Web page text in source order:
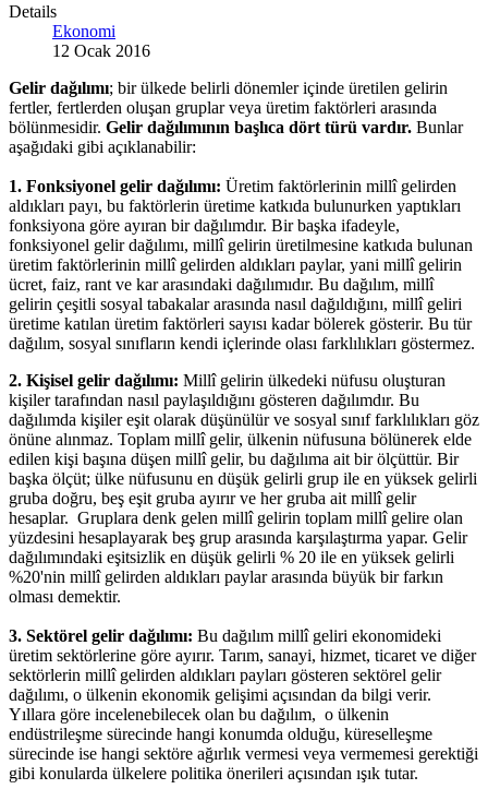
Details
Ekonomi
12 Ocak 2016
Gelir dağılımı; bir ülkede belirli dönemler içinde üretilen gelirin
fertler, fertlerden oluşan gruplar veya üretim faktörleri arasında
bölünmesidir. Gelir dağılımının başlıca dört türü vardır. Bunlar
aşağıdaki gibi açıklanabilir:
1. Fonksiyonel gelir dağılımı: Üretim faktörlerinin millî gelirden
aldıkları payı, bu faktörlerin üretime katkıda bulunurken yaptıkları
fonksiyona göre ayıran bir dağılımdır. Bir başka ifadeyle,
fonksiyonel gelir dağılımı, millî gelirin üretilmesine katkıda bulunan
üretim faktörlerinin millî gelirden aldıkları paylar, yani millî gelirin
ücret, faiz, rant ve kar arasındaki dağılımıdır. Bu dağılım, millî
gelirin çeşitli sosyal tabakalar arasında nasıl dağıldığını, millî geliri
üretime katılan üretim faktörleri sayısı kadar bölerek gösterir. Bu tür
dağılım, sosyal sınıfların kendi içlerinde olası farklılıkları göstermez.
2. Kişisel gelir dağılımı: Millî gelirin ülkedeki nüfusu oluşturan
kişiler tarafından nasıl paylaşıldığını gösteren dağılımdır. Bu
dağılımda kişiler eşit olarak düşünülür ve sosyal sınıf farklılıkları göz
önüne alınmaz. Toplam millî gelir, ülkenin nüfusuna bölünerek elde
edilen kişi başına düşen millî gelir, bu dağılıma ait bir ölçüttür. Bir
başka ölçüt; ülke nüfusunu en düşük gelirli grup ile en yüksek gelirli
gruba doğru, beş eşit gruba ayırır ve her gruba ait millî gelir
hesaplar. Gruplara denk gelen millî gelirin toplam millî gelire olan
yüzdesini hesaplayarak beş grup arasında karşılaştırma yapar. Gelir
dağılımındaki eşitsizlik en düşük gelirli % 20 ile en yüksek gelirli
%20'nin millî gelirden aldıkları paylar arasında büyük bir farkın
olması demektir.
3. Sektörel gelir dağılımı: Bu dağılım millî geliri ekonomideki
üretim sektörlerine göre ayırır. Tarım, sanayi, hizmet, ticaret ve diğer
sektörlerin millî gelirden aldıkları payları gösteren sektörel gelir
dağılımı, o ülkenin ekonomik gelişimi açısından da bilgi verir.
Yıllara göre incelenebilecek olan bu dağılım, o ülkenin
endüstrileşme sürecinde hangi konumda olduğu, küreselleşme
sürecinde ise hangi sektöre ağırlık vermesi veya vermemesi gerektiği
gibi konularda ülkelere politika önerileri açısından ışık tutar.